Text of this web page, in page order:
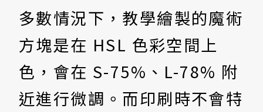
多數情況下，教學繪製的魔術
方塊是在 HSL 色彩空間上
色，會在 S-75%、L-78% 附
近進行微調。而印刷時不會特